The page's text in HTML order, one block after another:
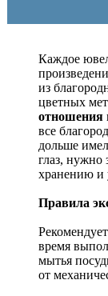
Каждое
из
цветных
отношения
все
дольше
глаз, нужно
хранению и
Правила
время
мытья
от